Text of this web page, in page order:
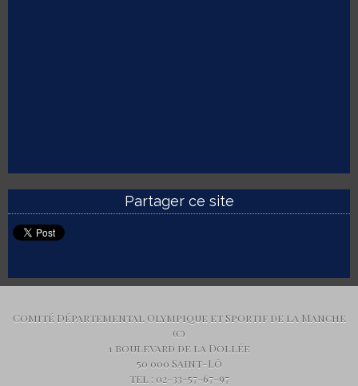
Partager ce site
Comité Départemental Olympique et Sportif de la Manche
(c)
1 boulevard de la Dollée
50 000 Saint-Lô
tel : 02-33-57-67-97